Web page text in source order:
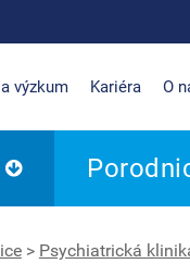
výzkum Kariéra O
> Psychiatrická